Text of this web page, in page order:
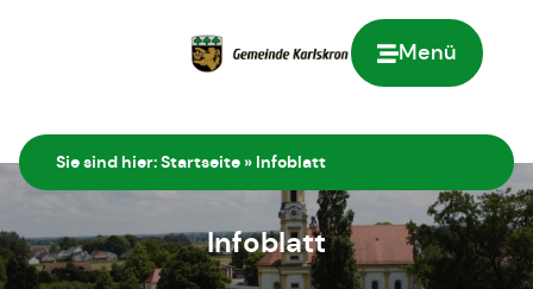
Menü
Sie sind hier:Startseite » Infoblatt
Infoblatt